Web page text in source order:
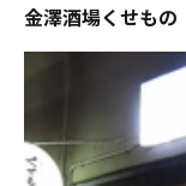
金澤酒場くせもの